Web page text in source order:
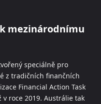
mezinárodnímu
speciálně pro
z tradičních finančních
Financial Action Task
roce 2019. Austrálie tak